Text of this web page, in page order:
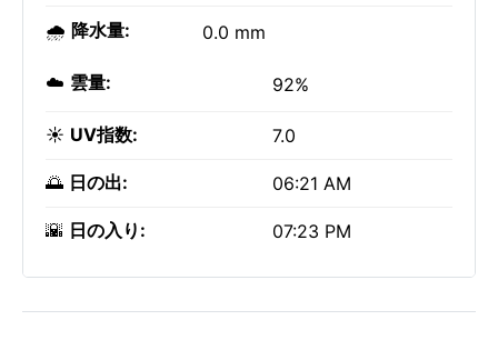
🌧️ 降水量: 0.0 mm
☁️ 雲量: 92%
☀️ UV指数: 7.0
🌅 日の出: 06:21 AM
🌇 日の入り: 07:23 PM